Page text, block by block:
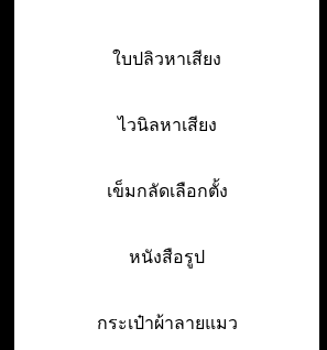
ใบปลิวหาเสียง
ไวนิลหาเสียง
เข็มกลัดเลือกตั้ง
หนังสือรูป
กระเป๋าผ้าลายแมว